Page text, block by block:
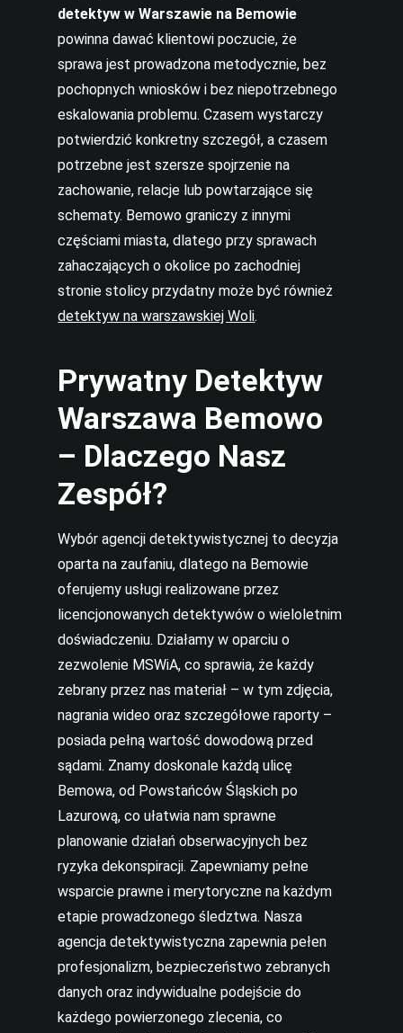
detektyw w Warszawie na Bemowie
powinna dawać klientowi poczucie, że
sprawa jest prowadzona metodycznie, bez
pochopnych wniosków i bez niepotrzebnego
eskalowania problemu. Czasem wystarczy
potwierdzić konkretny szczegół, a czasem
potrzebne jest szersze spojrzenie na
zachowanie, relacje lub powtarzające się
schematy. Bemowo graniczy z innymi
częściami miasta, dlatego przy sprawach
zahaczających o okolice po zachodniej
stronie stolicy przydatny może być również
detektyw na warszawskiej Woli.
Prywatny Detektyw
Warszawa Bemowo
– Dlaczego Nasz
Zespół?
Wybór agencji detektywistycznej to decyzja
oparta na zaufaniu, dlatego na Bemowie
oferujemy usługi realizowane przez
licencjonowanych detektywów o wieloletnim
doświadczeniu. Działamy w oparciu o
zezwolenie MSWiA, co sprawia, że każdy
zebrany przez nas materiał – w tym zdjęcia,
nagrania wideo oraz szczegółowe raporty –
posiada pełną wartość dowodową przed
sądami. Znamy doskonale każdą ulicę
Bemowa, od Powstańców Śląskich po
Lazurową, co ułatwia nam sprawne
planowanie działań obserwacyjnych bez
ryzyka dekonspiracji. Zapewniamy pełne
wsparcie prawne i merytoryczne na każdym
etapie prowadzonego śledztwa. Nasza
agencja detektywistyczna zapewnia pełen
profesjonalizm, bezpieczeństwo zebranych
danych oraz indywidualne podejście do
każdego powierzonego zlecenia, co